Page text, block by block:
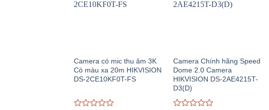
Camera có mic thu âm 3K
Có màu xa 20m HIKVISION
DS-2CE10KF0T-FS
Camera Chính hãng Speed
Dome 2.0 Camera
HIKVISION DS-2AE4215T-
D3(D)